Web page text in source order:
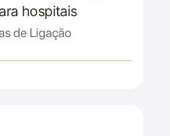
hospitais
de Ligação